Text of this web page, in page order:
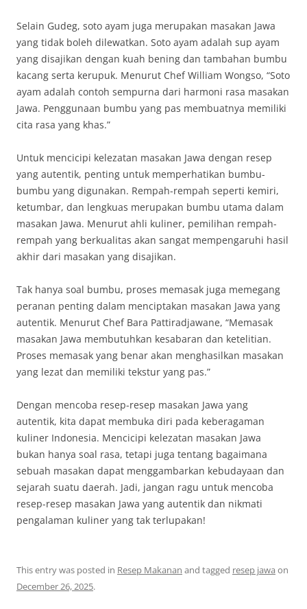
Selain Gudeg, soto ayam juga merupakan masakan Jawa
yang tidak boleh dilewatkan. Soto ayam adalah sup ayam
yang disajikan dengan kuah bening dan tambahan bumbu
kacang serta kerupuk. Menurut Chef William Wongso, “Soto
ayam adalah contoh sempurna dari harmoni rasa masakan
Jawa. Penggunaan bumbu yang pas membuatnya memiliki
cita rasa yang khas.”
Untuk mencicipi kelezatan masakan Jawa dengan resep
yang autentik, penting untuk memperhatikan bumbu-
bumbu yang digunakan. Rempah-rempah seperti kemiri,
ketumbar, dan lengkuas merupakan bumbu utama dalam
masakan Jawa. Menurut ahli kuliner, pemilihan rempah-
rempah yang berkualitas akan sangat mempengaruhi hasil
akhir dari masakan yang disajikan.
Tak hanya soal bumbu, proses memasak juga memegang
peranan penting dalam menciptakan masakan Jawa yang
autentik. Menurut Chef Bara Pattiradjawane, “Memasak
masakan Jawa membutuhkan kesabaran dan ketelitian.
Proses memasak yang benar akan menghasilkan masakan
yang lezat dan memiliki tekstur yang pas.”
Dengan mencoba resep-resep masakan Jawa yang
autentik, kita dapat membuka diri pada keberagaman
kuliner Indonesia. Mencicipi kelezatan masakan Jawa
bukan hanya soal rasa, tetapi juga tentang bagaimana
sebuah masakan dapat menggambarkan kebudayaan dan
sejarah suatu daerah. Jadi, jangan ragu untuk mencoba
resep-resep masakan Jawa yang autentik dan nikmati
pengalaman kuliner yang tak terlupakan!
This entry was posted in Resep Makanan and tagged resep jawa on
December 26, 2025.